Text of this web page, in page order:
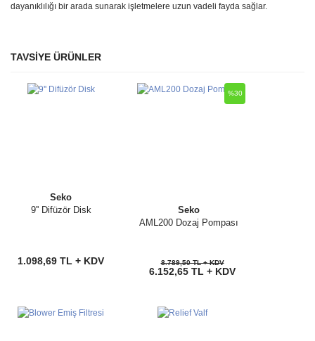
dayanıklılığı bir arada sunarak işletmelere uzun vadeli fayda sağlar.
TAVSİYE ÜRÜNLER
Seko
9'' Difüzör Disk
1.098,69 TL + KDV
Seko
AML200 Dozaj Pompası
%30
8.789,50 TL + KDV
6.152,65 TL + KDV